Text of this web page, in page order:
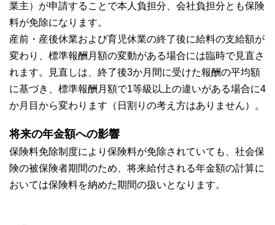
業主）が申請することで本人負担分、会社負担分とも保険
料が免除になります。
産前・産後休業および育児休業の終了後に給料の支給額が
変わり、標準報酬月額の変動がある場合には臨時で見直さ
れます。見直しは、終了後3か月間に受けた報酬の平均額
に基づき、標準報酬月額で1等級以上の違いがある場合に4
か月目から変わります（日割りの考え方はありません）。
将来の年金額への影響
保険料免除制度により保険料が免除されていても、社会保
険の被保険者期間のため、将来給付される年金額の計算に
おいては保険料を納めた期間の扱いとなります。